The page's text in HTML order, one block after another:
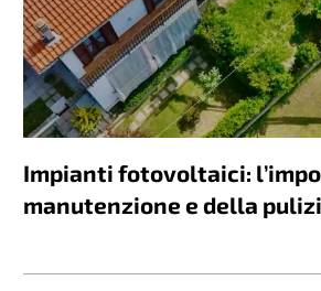
Impianti fotovoltaici:
manutenzione e della